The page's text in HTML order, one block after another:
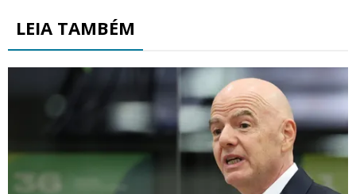
LEIA TAMBÉM